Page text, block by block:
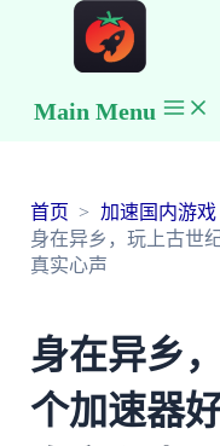
Main Menu
首页
加速国内游戏
身在异乡，玩上古世
真实心声
身在异乡
个加速器